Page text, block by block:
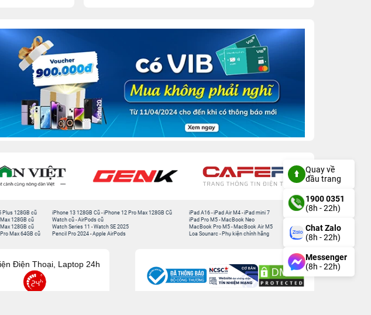
Plus 128GB cũ
128GB cũ
128GB cũ
Max 64GB cũ
iPhone 13 128GB Cũ -iPhone 12 Pro Max 128GB Cũ
Watch cũ -AirPods cũ
Watch Series 11 -Watch SE 2025
Pencil Pro 2024 -Apple AirPods
iPad A16 -iPad Air M4 -iPad mini 7
iPad Pro M5 - MacBook Neo
MacBook Pro M5 - MacBook Air M5
Loa Sounarc - Phụ kiện chính hãng
Điện Thoại, Laptop 24h
Quay về
đầu trang
1900 0351
(8h - 22h)
Chat Zalo
(8h - 22h)
Messenger
(8h - 22h)